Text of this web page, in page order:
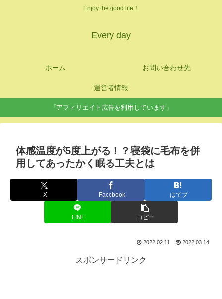
Enjoy the good life！
Every day
ホーム お問い合わせ先
運営者情報
「アフィリエイト広告を利用しています」
体感温度が5度上がる！？寝袋に毛布を併
用してあったかく眠る工夫とは
X Facebook はてブ
LINE コピー
2022.02.11 2022.03.14
スポンサードリンク